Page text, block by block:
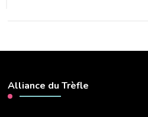
Alliance du Trèfle